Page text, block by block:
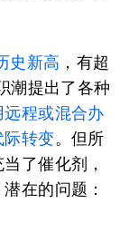
史新高 ，有超
潮提出了各种
程或混合办
际转变。但所
了催化剂，
在的问题：